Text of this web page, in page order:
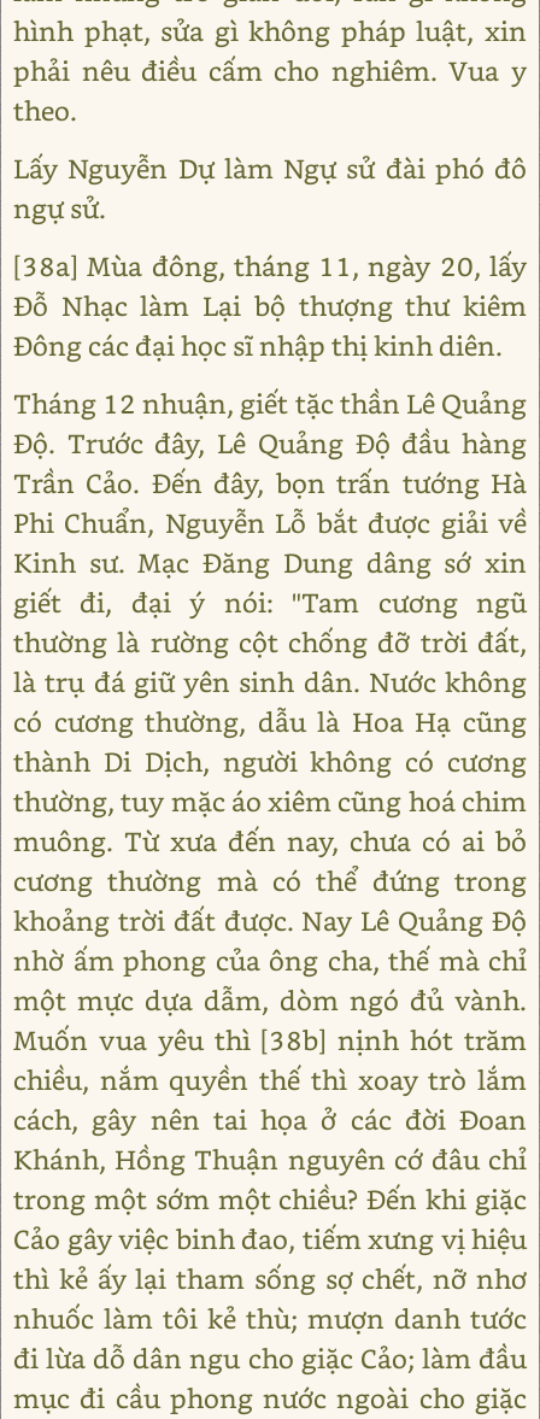
hình phạt, sửa gì không pháp luật, xin
phải nêu điều cấm cho nghiêm. Vua y
theo.
Lấy Nguyễn Dự làm Ngự sử đài phó đô
ngự sử.
[38a] Mùa đông, tháng 11, ngày 20, lấy
Đỗ Nhạc làm Lại bộ thượng thư kiêm
Đông các đại học sĩ nhập thị kinh diên.
Tháng 12 nhuận, giết tặc thần Lê Quảng
Độ. Trước đây, Lê Quảng Độ đầu hàng
Trần Cảo. Đến đây, bọn trấn tướng Hà
Phi Chuẩn, Nguyễn Lỗ bắt được giải về
Kinh sư. Mạc Đăng Dung dâng sớ xin
giết đi, đại ý nói: "Tam cương ngũ
thường là rường cột chống đỡ trời đất,
là trụ đá giữ yên sinh dân. Nước không
có cương thường, dẫu là Hoa Hạ cũng
thành Di Dịch, người không có cương
thường, tuy mặc áo xiêm cũng hoá chim
muông. Từ xưa đến nay, chưa có ai bỏ
cương thường mà có thể đứng trong
khoảng trời đất được. Nay Lê Quảng Độ
nhờ ấm phong của ông cha, thế mà chỉ
một mực dựa dẫm, dòm ngó đủ vành.
Muốn vua yêu thì [38b] nịnh hót trăm
chiều, nắm quyền thế thì xoay trò lắm
cách, gây nên tai họa ở các đời Đoan
Khánh, Hồng Thuận nguyên cớ đâu chỉ
trong một sớm một chiều? Đến khi giặc
Cảo gây việc binh đao, tiếm xưng vị hiệu
thì kẻ ấy lại tham sống sợ chết, nỡ nhơ
nhuốc làm tôi kẻ thù; mượn danh tước
đi lừa dỗ dân ngu cho giặc Cảo; làm đầu
mục đi cầu phong nước ngoài cho giặc